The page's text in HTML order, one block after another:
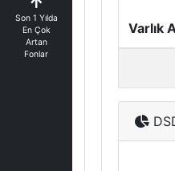
Son 1 Yılda
En Çok
Artan
Fonlar
Varlık